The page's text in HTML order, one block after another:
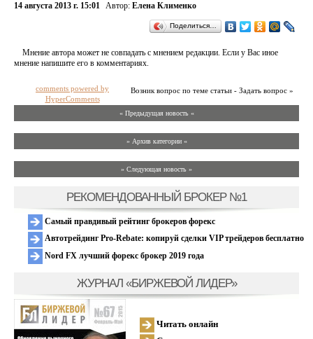
14 августа 2013 г. 15:01 Автор: Елена Клименко
Поделиться…
Мнение автора может не совпадать с мнением редакции. Если у Вас иное
мнение напишите его в комментариях.
Возник вопрос по теме статьи - Задать вопрос »
comments powered by
HyperComments
« Предыдущая новость «
» Архив категории «
» Следующая новость »
РЕКОМЕНДОВАННЫЙ БРОКЕР №1
Самый правдивый рейтинг брокеров форекс
Автотрейдинг Pro-Rebate: копируй сделки VIP трейдеров бесплатно
Nord FX лучший форекс брокер 2019 года
ЖУРНАЛ «БИРЖЕВОЙ ЛИДЕР»
Читать онлайн